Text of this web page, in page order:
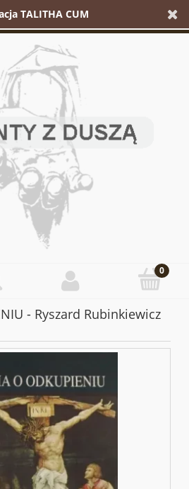
TALITHA CUM
- Ryszard Rubinkiewicz